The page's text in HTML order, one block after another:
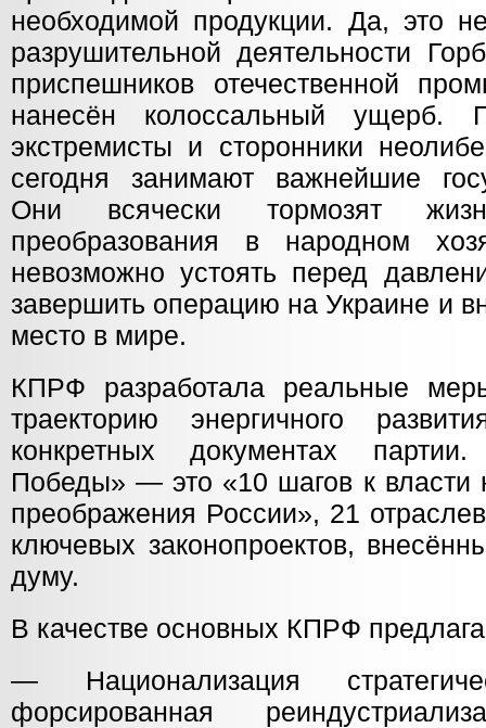
необходимой продукции. Да, это
разрушительной деятельности
приспешников отечественной
нанесён колоссальный ущерб.
экстремисты и сторонники
сегодня занимают важнейшие
Они всячески тормозят
преобразования в народном
невозможно устоять перед
завершить операцию на Украине и
место в мире.
КПРФ разработала реальные
траекторию энергичного
конкретных документах
Победы» — это «10 шагов к власти
преображения России», 21
ключевых законопроектов,
думу.
В качестве основных КПРФ
— Национализация
форсированная